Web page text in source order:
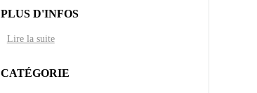
PLUS D'INFOS
Lire la suite
CATÉGORIE